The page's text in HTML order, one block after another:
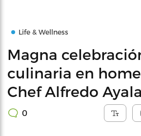
Life & Wellness
Magna
culinaria en
Chef Alfredo
0